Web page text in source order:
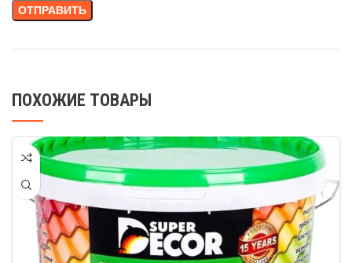
ПОХОЖИЕ ТОВАРЫ